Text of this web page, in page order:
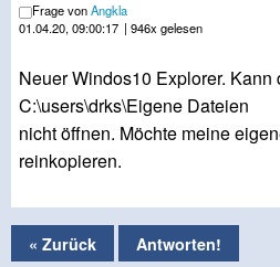
Frage vonAngkla
01.04.20, 09:00:17 | 946x gelesen
Neuer Windos10 Explorer. Kann
C:\users\drks\Eigene Dateien
nicht öffnen. Möchte meine
reinkopieren.
« Zurück Antworten!